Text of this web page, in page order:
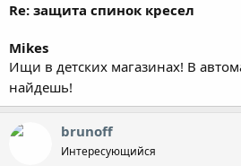
Re: защита спинок кресел
Mikes
Ищи в детских магазинах! В
найдешь!
brunoff
Интересующийся